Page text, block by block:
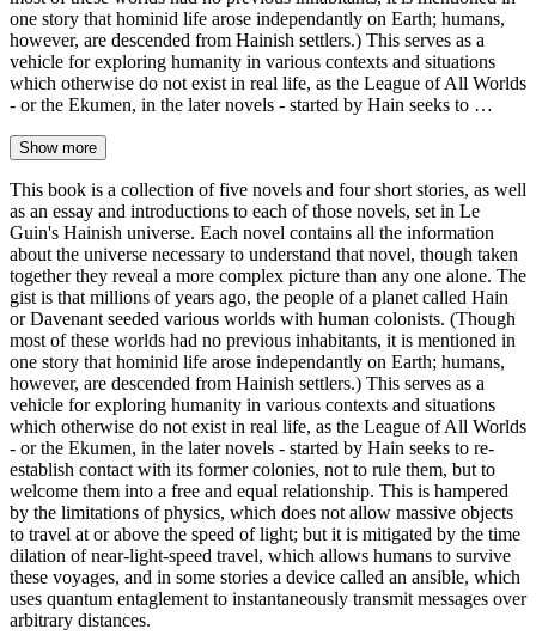
one story that hominid life arose independantly on Earth; humans,
however, are descended from Hainish settlers.) This serves as a
vehicle for exploring humanity in various contexts and situations
which otherwise do not exist in real life, as the League of All Worlds
- or the Ekumen, in the later novels - started by Hain seeks to …
Show more
This book is a collection of five novels and four short stories, as well
as an essay and introductions to each of those novels, set in Le
Guin's Hainish universe. Each novel contains all the information
about the universe necessary to understand that novel, though taken
together they reveal a more complex picture than any one alone. The
gist is that millions of years ago, the people of a planet called Hain
or Davenant seeded various worlds with human colonists. (Though
most of these worlds had no previous inhabitants, it is mentioned in
one story that hominid life arose independantly on Earth; humans,
however, are descended from Hainish settlers.) This serves as a
vehicle for exploring humanity in various contexts and situations
which otherwise do not exist in real life, as the League of All Worlds
- or the Ekumen, in the later novels - started by Hain seeks to re-
establish contact with its former colonies, not to rule them, but to
welcome them into a free and equal relationship. This is hampered
by the limitations of physics, which does not allow massive objects
to travel at or above the speed of light; but it is mitigated by the time
dilation of near-light-speed travel, which allows humans to survive
these voyages, and in some stories a device called an ansible, which
uses quantum entaglement to instantaneously transmit messages over
arbitrary distances.